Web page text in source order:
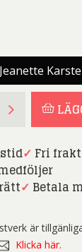
✓ Fri frakt
✓ Betala
är
Klicka här.